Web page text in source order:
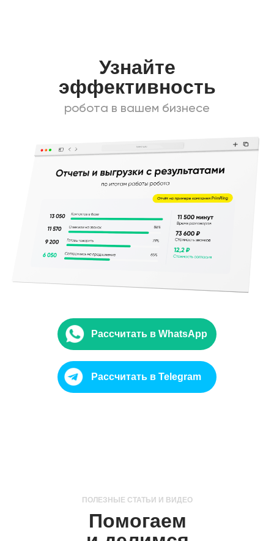
Узнайте
эффективность
робота в вашем бизнесе
Рассчитать в Telegram
Рассчитать в WhatsApp
Помогаем
ПОЛЕЗНЫЕ СТАТЬИ И ВИДЕО